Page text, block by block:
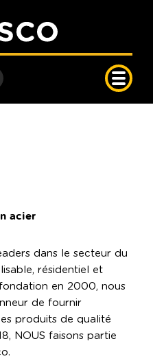
acier
dans le secteur du
résidentiel et
en 2000, nous
de fournir
produits de qualité
NOUS faisons partie